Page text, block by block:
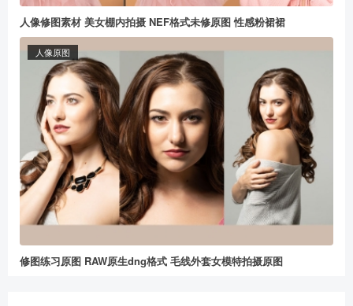
人像修图素材 美女棚内拍摄 NEF格式未修原图 性感粉裙裙
人像原图
修图练习原图 RAW原生dng格式 毛线外套女模特拍摄原图